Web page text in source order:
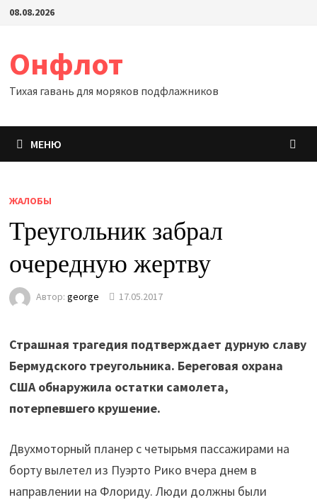
Перейти
08.08.2026
Онфлот
Тихая гавань для моряков подфлажников
МЕНЮ
ЖАЛОБЫ
Треугольник забрал
очередную жертву
Автор: george 17.05.2017
Страшная трагедия подтверждает дурную славу
Бермудского треугольника. Береговая охрана
США обнаружила остатки самолета,
потерпевшего крушение.
Двухмоторный планер с четырьмя пассажирами на
борту вылетел из Пуэрто Рико вчера днем в
направлении на Флориду. Люди должны были